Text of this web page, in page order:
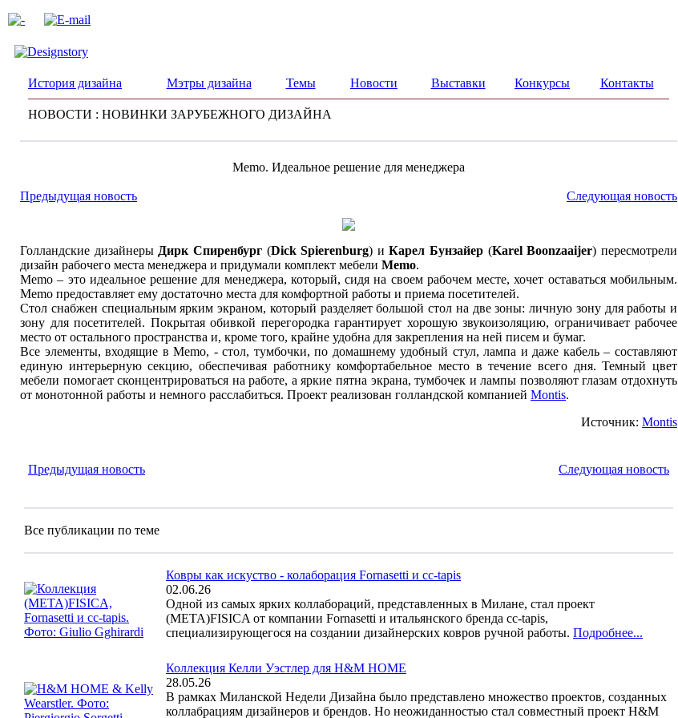
История дизайна Мэтры дизайна Темы Новости Выставки Конкурсы Контакты
НОВОСТИ : НОВИНКИ ЗАРУБЕЖНОГО ДИЗАЙНА
Memo. Идеальное решение для менеджера
Предыдущая новость Следующая новость
Голландские дизайнеры Дирк Спиренбург(Dick Spierenburg) иКарел Бунзайер (Karel Boonzaaijer) пересмотрели
дизайн рабочего места менеджера и придумали комплект мебели Memo.
Memo – это идеальное решение для менеджера, который, сидя на своем рабочем месте, хочет оставаться мобильным.
Memo предоставляет ему достаточно места для комфортной работы и приема посетителей.
Стол снабжен специальным ярким экраном, который разделяет большой стол на две зоны: личную зону для работы и
зону для посетителей. Покрытая обивкой перегородка гарантирует хорошую звукоизоляцию, ограничивает рабочее
место от остального пространства и, кроме того, крайне удобна для закрепления на ней писем и бумаг.
Все элементы, входящие в Memo, - стол, тумбочки, по домашнему удобный стул, лампа и даже кабель – составляют
единую интерьерную секцию, обеспечивая работнику комфортабельное место в течение всего дня. Темный цвет
мебели помогает сконцентрироваться на работе, а яркие пятна экрана, тумбочек и лампы позволяют глазам отдохнуть
от монотонной работы и немного расслабиться. Проект реализован голландской компанией Montis.
Источник: Montis
Предыдущая новость Следующая новость
Все публикации по теме
Ковры как искуство - колаборация Fornasetti и cc-tapis
02.06.26
Одной из самых ярких коллабораций, представленных в Милане, стал проект
(META)FISICA от компании Fornasetti и итальянского бренда cc-tapis,
специализирующегося на создании дизайнерских ковров ручной работы. Подробнее...
Коллекция Келли Уэстлер для H&M HOME
28.05.26
В рамках Миланской Недели Дизайна было представлено множество проектов, созданных
коллабрациям дизайнеров и брендов. Но неожиданностью стал совместный проект H&M